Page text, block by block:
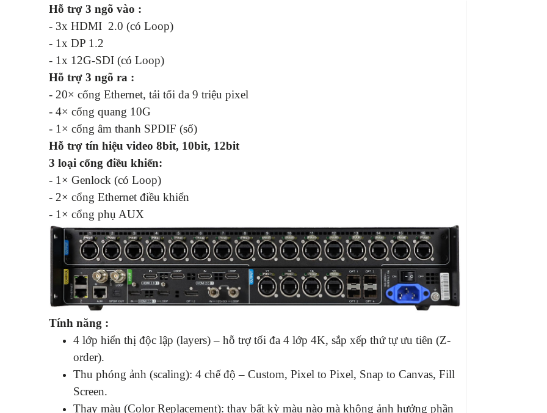
Hỗ trợ 3 ngõ vào :
- 3x HDMI 2.0 (có Loop)
- 1x DP 1.2
- 1x 12G-SDI (có Loop)
Hỗ trợ 3 ngõ ra :
- 20× cổng Ethernet, tải tối đa 9 triệu pixel
- 4× cổng quang 10G
- 1× cổng âm thanh SPDIF (số)
Hỗ trợ tín hiệu video 8bit, 10bit, 12bit
3 loại cổng điều khiển:
- 1× Genlock (có Loop)
- 2× cổng Ethernet điều khiển
- 1× cổng phụ AUX
Tính năng :
4 lớp hiển thị độc lập (layers) – hỗ trợ tối đa 4 lớp 4K, sắp xếp thứ tự ưu tiên (Z-
order).
Thu phóng ảnh (scaling): 4 chế độ – Custom, Pixel to Pixel, Snap to Canvas, Fill
Screen.
Thay màu (Color Replacement): thay bất kỳ màu nào mà không ảnh hưởng phần